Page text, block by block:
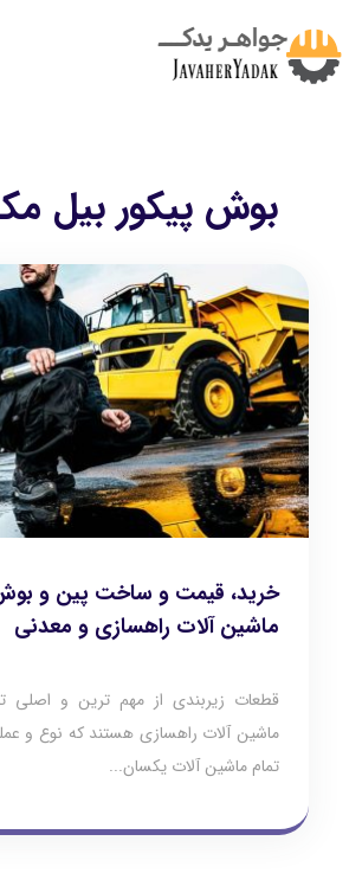
بوش پیکور بیل
خرید، قیمت و ساخت پین و
ماشین آلات راهسازی و معدنی
قطعات زیربندی از مهم ترین و اصلی
ماشین آلات راهسازی هستند که نوع و
تمام ماشین آلات یکسان...